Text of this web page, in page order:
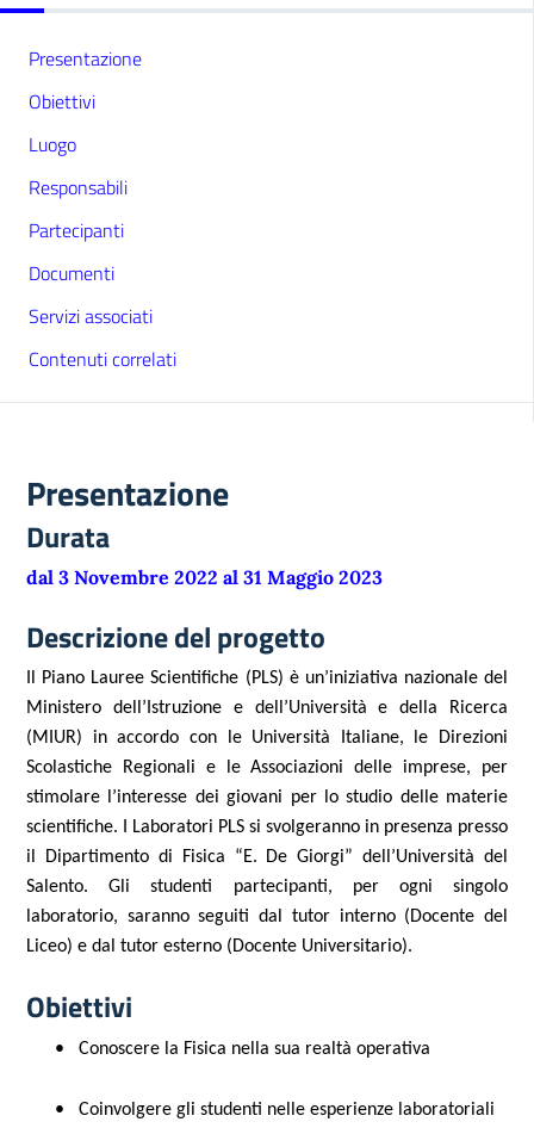
Presentazione
Obiettivi
Luogo
Responsabili
Partecipanti
Documenti
Servizi associati
Contenuti correlati
Presentazione
Durata
dal 3 Novembre 2022 al 31 Maggio 2023
Descrizione del progetto
Il Piano Lauree Scientifiche (PLS) è un’iniziativa nazionale del
Ministero dell’Istruzione e dell’Università e della Ricerca
(MIUR) in accordo con le Università Italiane, le Direzioni
Scolastiche Regionali e le Associazioni delle imprese, per
stimolare l’interesse dei giovani per lo studio delle materie
scientifiche. I Laboratori PLS si svolgeranno in presenza presso
il Dipartimento di Fisica “E. De Giorgi” dell’Università del
Salento. Gli studenti partecipanti, per ogni singolo
laboratorio, saranno seguiti dal tutor interno (Docente del
Liceo) e dal tutor esterno (Docente Universitario).
Obiettivi
• Conoscere la Fisica nella sua realtà operativa
• Coinvolgere gli studenti nelle esperienze laboratoriali